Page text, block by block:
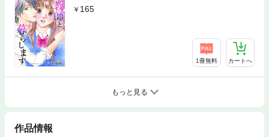
165
1冊無料 カートへ
もっと見る
作品情報